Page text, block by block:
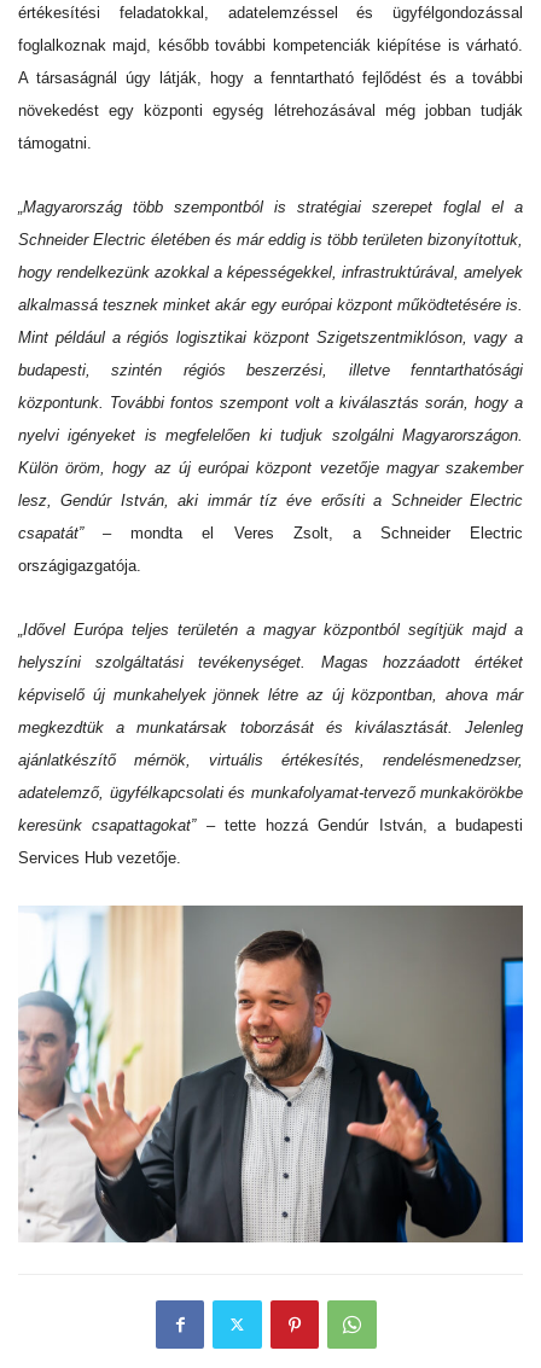
értékesítési feladatokkal, adatelemzéssel és ügyfélgondozással
foglalkoznak majd, később további kompetenciák kiépítése is várható.
A társaságnál úgy látják, hogy a fenntartható fejlődést és a további
növekedést egy központi egység létrehozásával még jobban tudják
támogatni.
„Magyarország több szempontból is stratégiai szerepet foglal el a
Schneider Electric életében és már eddig is több területen bizonyítottuk,
hogy rendelkezünk azokkal a képességekkel, infrastruktúrával, amelyek
alkalmassá tesznek minket akár egy európai központ működtetésére is.
Mint például a régiós logisztikai központ Szigetszentmiklóson, vagy a
budapesti, szintén régiós beszerzési, illetve fenntarthatósági
központunk. További fontos szempont volt a kiválasztás során, hogy a
nyelvi igényeket is megfelelően ki tudjuk szolgálni Magyarországon.
Külön öröm, hogy az új európai központ vezetője magyar szakember
lesz, Gendúr István, aki immár tíz éve erősíti a Schneider Electric
csapatát”– mondta el Veres Zsolt, a Schneider Electric
országigazgatója.
„Idővel Európa teljes területén a magyar központból segítjük majd a
helyszíni szolgáltatási tevékenységet. Magas hozzáadott értéket
képviselő új munkahelyek jönnek létre az új központban, ahova már
megkezdtük a munkatársak toborzását és kiválasztását. Jelenleg
ajánlatkészítő mérnök, virtuális értékesítés, rendelésmenedzser,
adatelemző, ügyfélkapcsolati és munkafolyamat-tervező munkakörökbe
keresünk csapattagokat” – tette hozzá Gendúr István, a budapesti
Services Hub vezetője.